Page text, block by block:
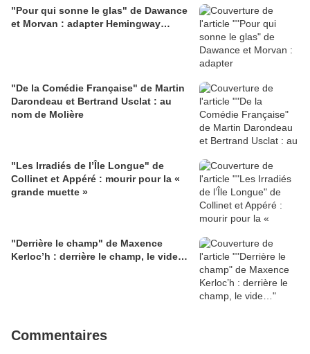
"Pour qui sonne le glas" de Dawance
et Morvan : adapter Hemingway…
"De la Comédie Française" de Martin
Darondeau et Bertrand Usclat : au
nom de Molière
"Les Irradiés de l’Île Longue" de
Collinet et Appéré : mourir pour la «
grande muette »
"Derrière le champ" de Maxence
Kerloc’h : derrière le champ, le vide…
Commentaires